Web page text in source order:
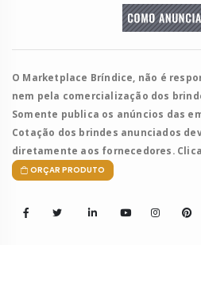
O Marketplace Bríndice, não é
nem pela comercialização dos
Somente publica os anúncios das
Cotação dos brindes anunciados
diretamente aos fornecedores.
ORÇAR PRODUTO